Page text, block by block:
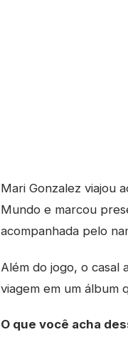
Mari Gonzalez viajou
Mundo e marcou
acompanhada pelo
Além do jogo, o casal
viagem em um álbum
O que você acha